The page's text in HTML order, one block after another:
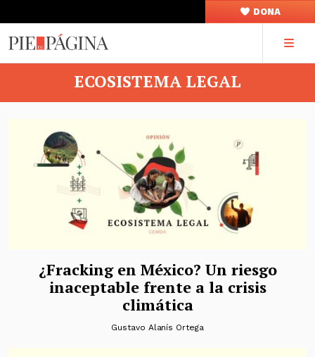
DONA
ECOSISTEMA LEGAL
¿Fracking en México? Un riesgo
inaceptable frente a la crisis
climática
Gustavo Alanís Ortega